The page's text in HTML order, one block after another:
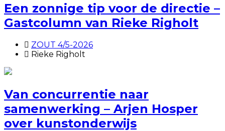
Een zonnige tip voor de directie –
Gastcolumn van Rieke Righolt
ZOUT 4/5-2026
Rieke Righolt
Van concurrentie naar
samenwerking – Arjen Hosper
over kunstonderwijs